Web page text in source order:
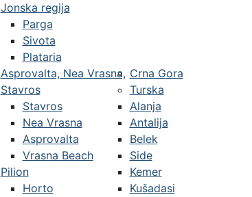
Jonska regija
Parga
Sivota
Plataria
Asprovalta, Nea Vrasna,
Stavros
Stavros
Nea Vrasna
Asprovalta
Vrasna Beach
Pilion
Horto
Crna Gora
Turska
Alanja
Antalija
Belek
Side
Kemer
Kušadasi